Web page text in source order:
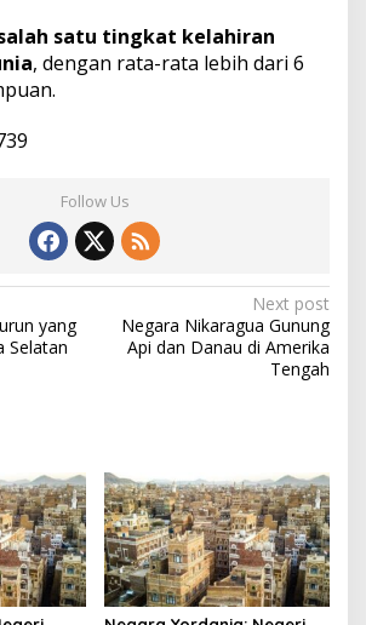
satu tingkat kelahiran
, dengan rata-rata lebih dari 6
Follow Us
yang
Selatan
Next post
Negara Nikaragua Gunung
Api dan Danau di Amerika
Tengah